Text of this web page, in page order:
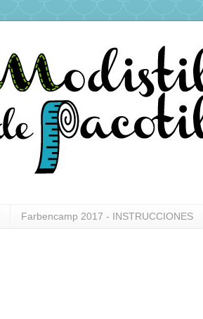
Farbencamp 2017 - INSTRUCCIONES